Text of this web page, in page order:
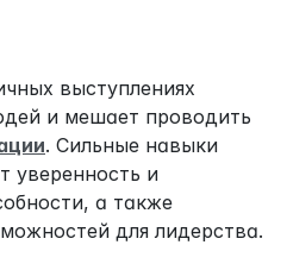
выступлениях
и мешает проводить
. Сильные навыки
уверенность и
а также
для лидерства.